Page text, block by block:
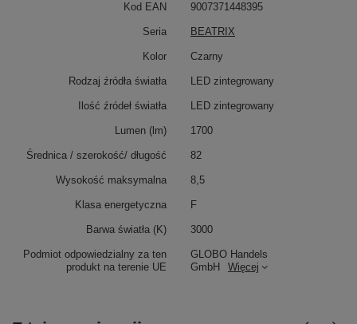
Podmiot odpowiedzialny za ten
produkt na terenie UE
GLOBO Handels
GmbH
Więcej
Kod EAN 9007371448395
Seria BEATRIX
Kolor Czarny
Rodzaj źródła światła LED zintegrowany
Ilość źródeł światła LED zintegrowany
Lumen (lm) 1700
Średnica / szerokość/ długość 82
Wysokość maksymalna 8,5
Klasa energetyczna F
Barwa światła (K) 3000